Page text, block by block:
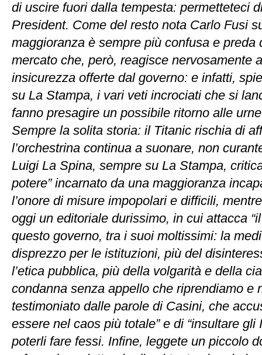
di uscire fuori dalla tempesta: permetteteci
President. Come del resto nota Carlo Fusi
maggioranza è sempre più confusa e preda
mercato che, però, reagisce nervosamente
insicurezza offerte dal governo: e infatti,
su La Stampa, i vari veti incrociati che si
fanno presagire un possibile ritorno alle
Sempre la solita storia: il Titanic rischia di
l’orchestrina continua a suonare, non
Luigi La Spina, sempre su La Stampa,
potere” incarnato da una maggioranza
l’onore di misure impopolari e difficili,
oggi un editoriale durissimo, in cui attacca
questo governo, tra i suoi moltissimi: la
disprezzo per le istituzioni, più del
l’etica pubblica, più della volgarità e della
condanna senza appello che riprendiamo e
testimoniato dalle parole di Casini, che
essere nel caos più totale” e di “insultare gli
poterli fare fessi. Infine, leggete un piccolo